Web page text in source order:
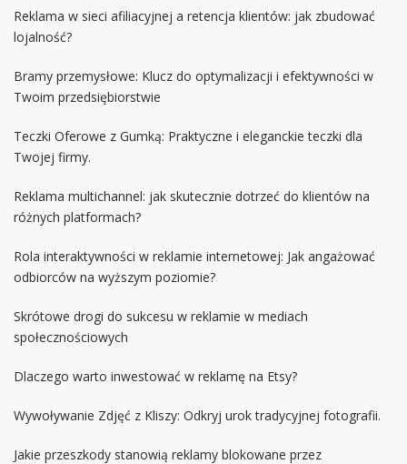
Reklama w sieci afiliacyjnej a retencja klientów: jak zbudować
lojalność?
Bramy przemysłowe: Klucz do optymalizacji i efektywności w
Twoim przedsiębiorstwie
Teczki Oferowe z Gumką: Praktyczne i eleganckie teczki dla
Twojej firmy.
Reklama multichannel: jak skutecznie dotrzeć do klientów na
różnych platformach?
Rola interaktywności w reklamie internetowej: Jak angażować
odbiorców na wyższym poziomie?
Skrótowe drogi do sukcesu w reklamie w mediach
społecznościowych
Dlaczego warto inwestować w reklamę na Etsy?
Wywoływanie Zdjęć z Kliszy: Odkryj urok tradycyjnej fotografii.
Jakie przeszkody stanowią reklamy blokowane przez